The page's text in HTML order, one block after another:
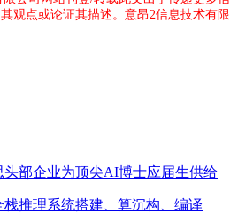
观点或论证其描述。意昂2信息技术有限
头部企业为顶尖AI博士应届生供给
栈推理系统搭建、算沉构、编译